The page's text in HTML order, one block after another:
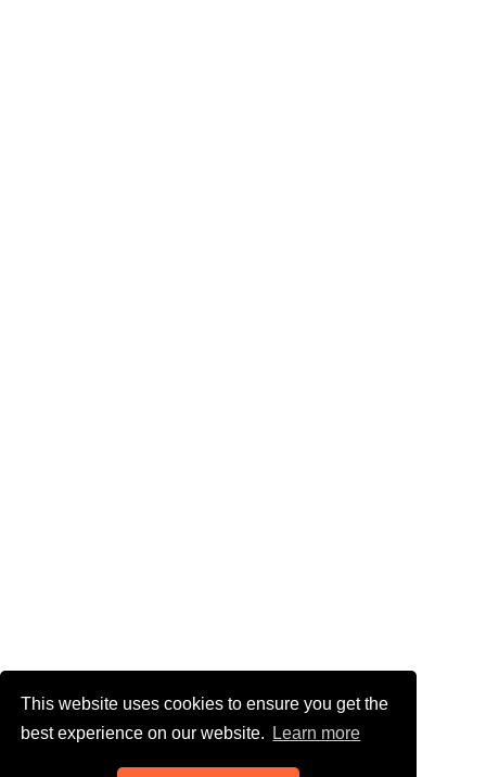
This website uses cookies to ensure you get the
best experience on our website.
Learn more